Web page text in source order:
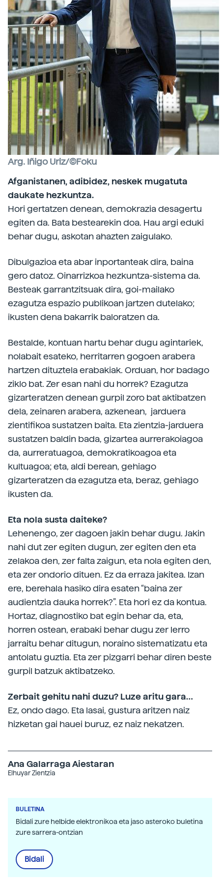
Arg. Iñigo Uriz/©Foku
Afganistanen, adibidez, neskek mugatuta
daukate hezkuntza.
Hori gertatzen denean, demokrazia desagertu
egiten da. Bata bestearekin doa. Hau argi eduki
behar dugu, askotan ahazten zaigulako.
Dibulgazioa eta abar inportanteak dira, baina
gero datoz. Oinarrizkoa hezkuntza-sistema da.
Besteak garrantzitsuak dira, goi-mailako
ezagutza espazio publikoan jartzen dutelako;
ikusten dena bakarrik baloratzen da.
Bestalde, kontuan hartu behar dugu agintariek,
nolabait esateko, herritarren gogoen arabera
hartzen dituztela erabakiak. Orduan, hor badago
ziklo bat. Zer esan nahi du horrek? Ezagutza
gizarteratzen denean gurpil zoro bat aktibatzen
dela, zeinaren arabera, azkenean, jarduera
zientifikoa sustatzen baita. Eta zientzia-jarduera
sustatzen baldin bada, gizartea aurrerakoiagoa
da, aurreratuagoa, demokratikoagoa eta
kultuagoa; eta, aldi berean, gehiago
gizarteratzen da ezagutza eta, beraz, gehiago
ikusten da.
Eta nola susta daiteke?
Lehenengo, zer dagoen jakin behar dugu. Jakin
nahi dut zer egiten dugun, zer egiten den eta
zelakoa den, zer falta zaigun, eta nola egiten den,
eta zer ondorio dituen. Ez da erraza jakitea. Izan
ere, berehala hasiko dira esaten “baina zer
audientzia dauka horrek?”. Eta hori ez da kontua.
Hortaz, diagnostiko bat egin behar da, eta,
horren ostean, erabaki behar dugu zer lerro
jarraitu behar ditugun, noraino sistematizatu eta
antolatu guztia. Eta zer pizgarri behar diren beste
gurpil batzuk aktibatzeko.
Zerbait gehitu nahi duzu? Luze aritu gara…
Ez, ondo dago. Eta lasai, gustura aritzen naiz
hizketan gai hauei buruz, ez naiz nekatzen.
Ana Galarraga Aiestaran
Elhuyar Zientzia
BULETINA
Bidali zure helbide elektronikoa eta jaso asteroko buletina
zure sarrera-ontzian
Bidali